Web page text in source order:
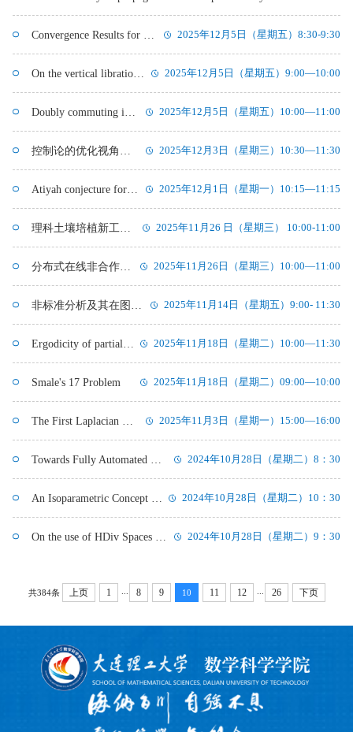
2025年12月5日（星期五）8:30-9:30
Convergence Results for a Class of Generalized Second Order Evolutionary Variational-Hemivariational Inequalities
2025年12月5日（星期五）9:00—10:00
On the vertical librations of the ring problem of the (N+1) bodies with a central normal ellipsoid
2025年12月5日（星期五）10:00—11:00
Doubly commuting invariant subspaces of L²(Tⁿ)
2025年12月3日（星期三）10:30—11:30
控制论的优化视角初探
2025年12月1日（星期一）10:15—11:15
Atiyah conjecture for the free product
2025年11月26 日（星期三） 10:00-11:00
理科土壤培植新工科的探索与实践
2025年11月26日（星期三）10:00—11:00
分布式在线非合作博弈算法研究
2025年11月14日（星期五）9:00- 11:30
非标准分析及其在图极限上的应用
2025年11月18日（星期二）10:00—11:30
Ergodicity of partially hyperbolic dynamics
2025年11月18日（星期二）09:00—10:00
Smale's 17 Problem
2025年11月3日（星期一）15:00—16:00
The First Laplacian Eigenvalue of a New Random Graph Model
2024年10月28日（星期二）8：30
Towards Fully Automated Computational Engineering Analysis: A Scaled Boundary Finite Element Framework
2024年10月28日（星期二）10：30
An Isoparametric Concept for the Implementation of the Scaled Boundary Finite Element Method on Polygons and Polyhedrals
2024年10月28日（星期二）9：30
On the use of HDiv Spaces in Computational Fluid Mechanics
共384条 上页 1 ... 8 9 10 11 12 ... 26 下页